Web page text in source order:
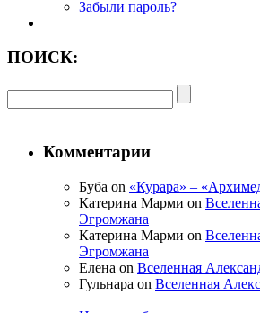
Забыли пароль?
ПОИСК:
Комментарии
Буба on «Курара» –
Катерина Марми on
Эгромжана
Катерина Марми on
Эгромжана
Елена on Вселенная
Гульнара on Вселенная